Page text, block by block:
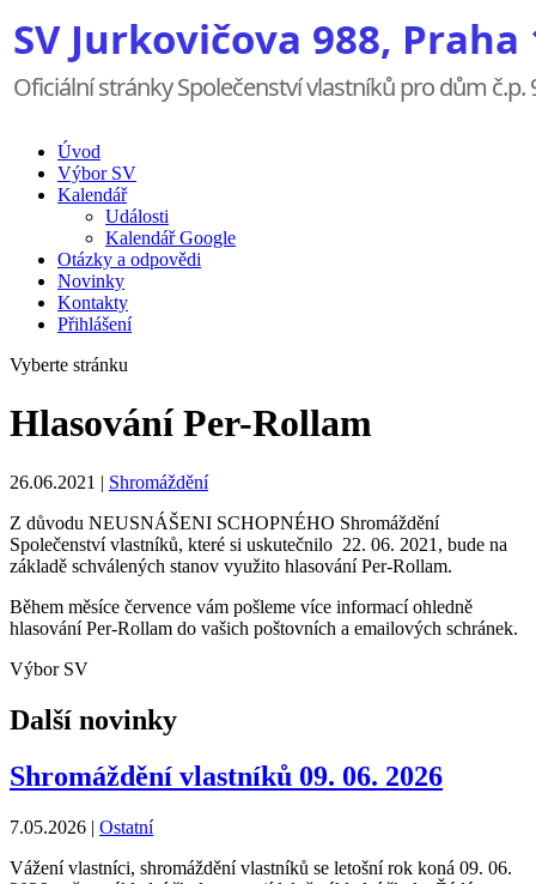
Úvod
Výbor SV
Kalendář
Události
Kalendář Google
Otázky a odpovědi
Novinky
Kontakty
Přihlášení
Vyberte stránku
Hlasování Per-Rollam
26.06.2021 | Shromáždění
Z důvodu NEUSNÁŠENI SCHOPNÉHO Shromáždění
Společenství vlastníků, které si uskutečnilo 22. 06. 2021, bude na
základě schválených stanov využito hlasování Per-Rollam.
Během měsíce července vám pošleme více informací ohledně
hlasování Per-Rollam do vašich poštovních a emailových schránek.
Výbor SV
Další novinky
Shromáždění vlastníků 09. 06. 2026
7.05.2026 | Ostatní
Vážení vlastníci, shromáždění vlastníků se letošní rok koná 09. 06.